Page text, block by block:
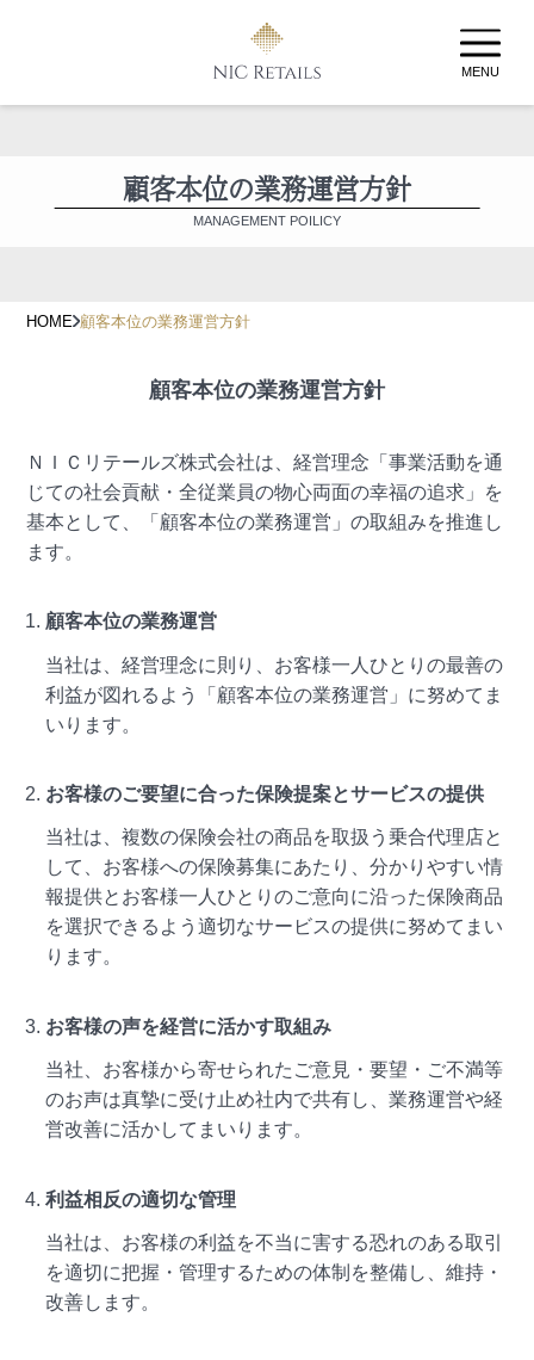
MENU
顧客本位の業務運営方針
MANAGEMENT POILICY
HOME 顧客本位の業務運営方針
顧客本位の業務運営方針
ＮＩＣリテールズ株式会社は、経営理念「事業活動を通
じての社会貢献・全従業員の物心両面の幸福の追求」を
基本として、「顧客本位の業務運営」の取組みを推進し
ます。
顧客本位の業務運営
当社は、経営理念に則り、お客様一人ひとりの最善の
利益が図れるよう「顧客本位の業務運営」に努めてま
いります。
お客様のご要望に合った保険提案とサービスの提供
当社は、複数の保険会社の商品を取扱う乗合代理店と
して、お客様への保険募集にあたり、分かりやすい情
報提供とお客様一人ひとりのご意向に沿った保険商品
を選択できるよう適切なサービスの提供に努めてまい
ります。
お客様の声を経営に活かす取組み
当社、お客様から寄せられたご意見・要望・ご不満等
のお声は真摯に受け止め社内で共有し、業務運営や経
営改善に活かしてまいります。
利益相反の適切な管理
当社は、お客様の利益を不当に害する恐れのある取引
を適切に把握・管理するための体制を整備し、維持・
改善します。